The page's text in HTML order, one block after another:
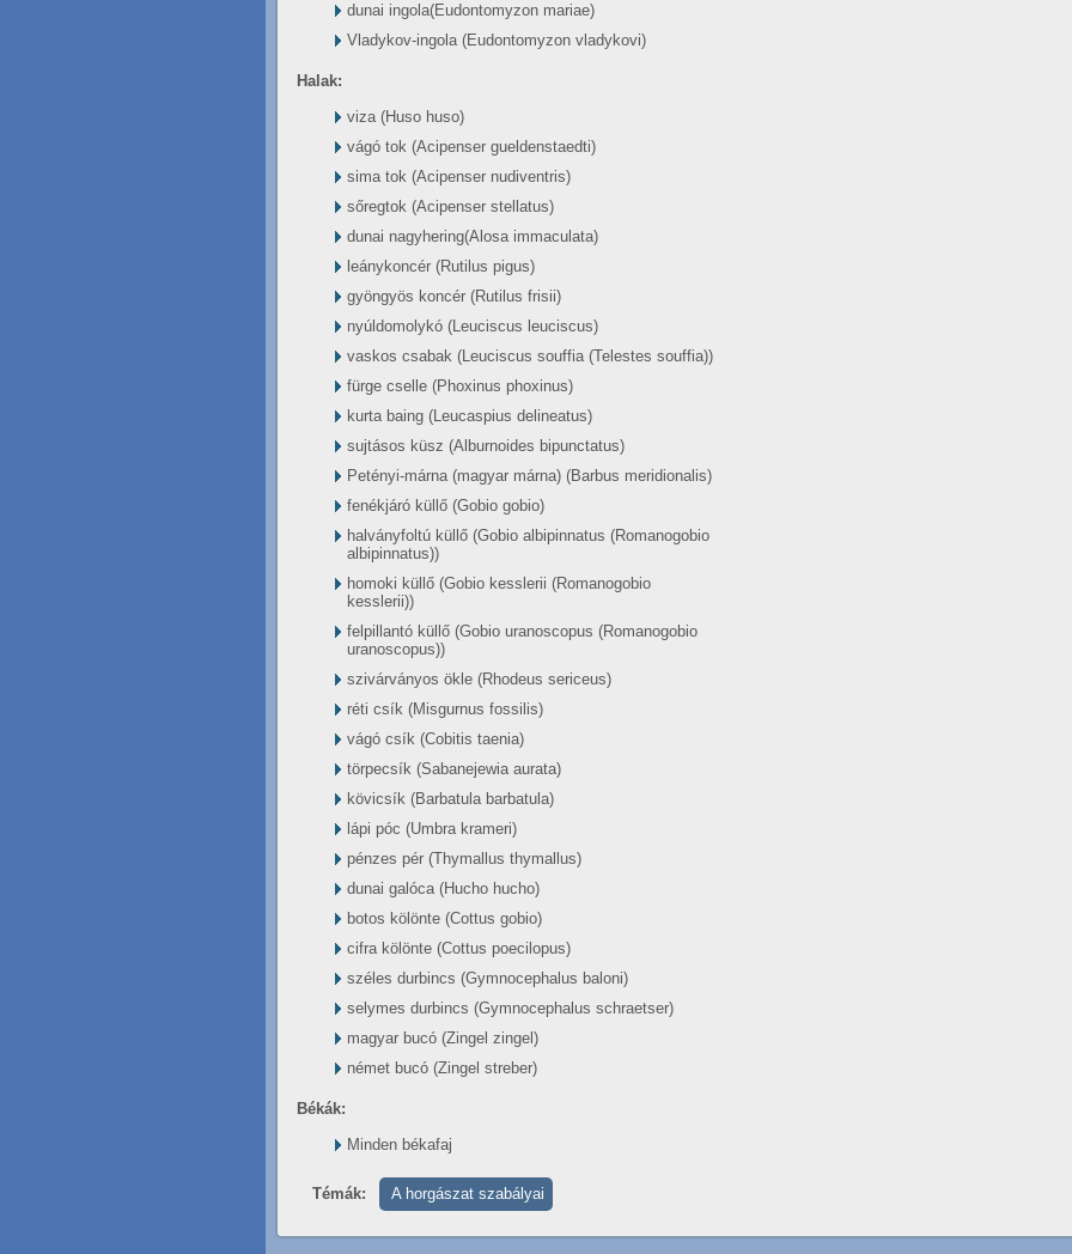
dunai ingola(Eudontomyzon mariae)
Vladykov-ingola (Eudontomyzon vladykovi)
Halak:
viza (Huso huso)
vágó tok (Acipenser gueldenstaedti)
sima tok (Acipenser nudiventris)
sőregtok (Acipenser stellatus)
dunai nagyhering(Alosa immaculata)
leánykoncér (Rutilus pigus)
gyöngyös koncér (Rutilus frisii)
nyúldomolykó (Leuciscus leuciscus)
vaskos csabak (Leuciscus souffia (Telestes souffia))
fürge cselle (Phoxinus phoxinus)
kurta baing (Leucaspius delineatus)
sujtásos küsz (Alburnoides bipunctatus)
Petényi-márna (magyar márna) (Barbus meridionalis)
fenékjáró küllő (Gobio gobio)
halványfoltú küllő (Gobio albipinnatus (Romanogobio
albipinnatus))
homoki küllő (Gobio kesslerii (Romanogobio
kesslerii))
felpillantó küllő (Gobio uranoscopus (Romanogobio
uranoscopus))
szivárványos ökle (Rhodeus sericeus)
réti csík (Misgurnus fossilis)
vágó csík (Cobitis taenia)
törpecsík (Sabanejewia aurata)
kövicsík (Barbatula barbatula)
lápi póc (Umbra krameri)
pénzes pér (Thymallus thymallus)
dunai galóca (Hucho hucho)
botos kölönte (Cottus gobio)
cifra kölönte (Cottus poecilopus)
széles durbincs (Gymnocephalus baloni)
selymes durbincs (Gymnocephalus schraetser)
magyar bucó (Zingel zingel)
német bucó (Zingel streber)
Békák:
Minden békafaj
Témák: A horgászat szabályai